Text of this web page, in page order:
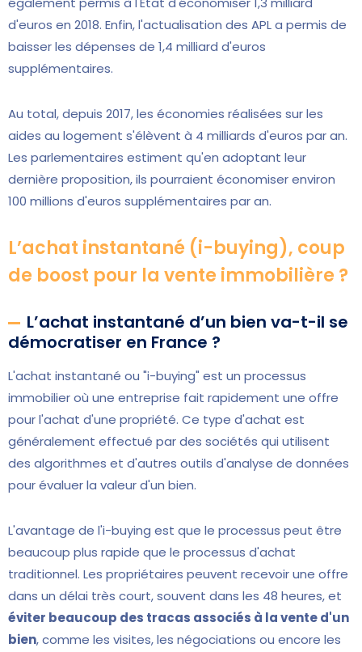
d'euros en 2018. Enfin, l'actualisation des APL a permis de
baisser les dépenses de 1,4 milliard d'euros
supplémentaires.
Au total, depuis 2017, les économies réalisées sur les
aides au logement s'élèvent à 4 milliards d'euros par an.
Les parlementaires estiment qu'en adoptant leur
dernière proposition, ils pourraient économiser environ
100 millions d'euros supplémentaires par an.
L’achat instantané (i-buying), coup
de boost pour la vente immobilière ?
L’achat instantané d’un bien va-t-il se
démocratiser en France ?
L'achat instantané ou "i-buying" est un processus
immobilier où une entreprise fait rapidement une offre
pour l'achat d'une propriété. Ce type d'achat est
généralement effectué par des sociétés qui utilisent
des algorithmes et d'autres outils d'analyse de données
pour évaluer la valeur d'un bien.
L'avantage de l'i-buying est que le processus peut être
beaucoup plus rapide que le processus d'achat
traditionnel. Les propriétaires peuvent recevoir une offre
dans un délai très court, souvent dans les 48 heures, et
éviter beaucoup des tracas associés à la vente d'un
bien, comme les visites, les négociations ou encore les